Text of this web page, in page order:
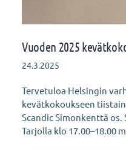
Vuoden 2025
24.3.2025
Tervetuloa Helsingin
kevätkokoukseen
Scandic Simonkenttä os.
Tarjolla klo 17.00–18.00